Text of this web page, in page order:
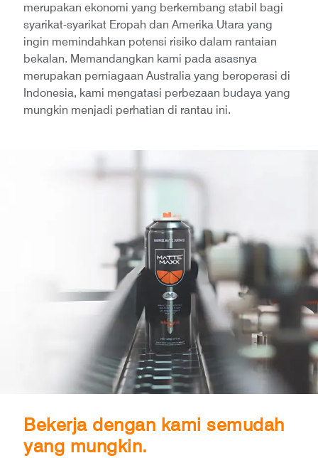
merupakan ekonomi yang berkembang stabil bagi
syarikat-syarikat Eropah dan Amerika Utara yang
ingin memindahkan potensi risiko dalam rantaian
bekalan. Memandangkan kami pada asasnya
merupakan perniagaan Australia yang beroperasi di
Indonesia, kami mengatasi perbezaan budaya yang
mungkin menjadi perhatian di rantau ini.
Bekerja dengan kami semudah
yang mungkin.